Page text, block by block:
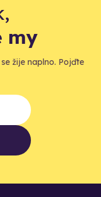
my
žije naplno. Pojďte